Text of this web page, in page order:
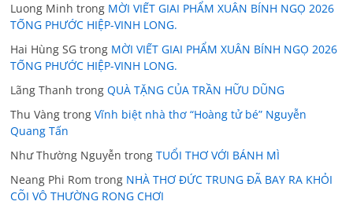
Luong Minh trong MỜI VIẾT GIAI PHẨM XUÂN BÍNH NGỌ 2026
TỐNG PHƯỚC HIỆP-VINH LONG.
Hai Hùng SG trong MỜI VIẾT GIAI PHẨM XUÂN BÍNH NGỌ 2026
TỐNG PHƯỚC HIỆP-VINH LONG.
Lãng Thanh trongQUÀ TẶNG CỦA TRẦN HỮU DŨNG
Thu Vàng trongVĩnh biệt nhà thơ “Hoàng tử bé” Nguyễn
Quang Tấn
Như Thường Nguyễn trongTUỔI THƠ VỚI BÁNH MÌ
Neang Phi Rom trong NHÀ THƠ ĐỨC TRUNG ĐÃ BAY RA KHỎI
CÕI VÔ THƯỜNG RONG CHƠI